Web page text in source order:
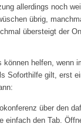
allerdings noch
übrig,
übersteigt der
können helfen, wenn
Soforthilfe gilt, erst
über den
einfach den Tab.